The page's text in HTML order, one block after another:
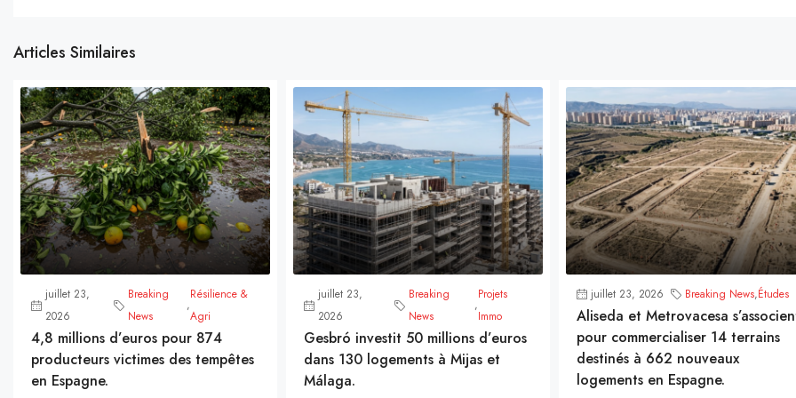
Articles Similaires
juillet 23,
2026
Breaking
News
,
Résilience &
Agri
4,8 millions d’euros pour 874
producteurs victimes des tempêtes
en Espagne.
juillet 23,
2026
Breaking
News
,
Projets
Immo
Gesbró investit 50 millions d’euros
dans 130 logements à Mijas et
Málaga.
juillet 23, 2026 Breaking News,Études
Aliseda et Metrovacesa
pour commercialiser 14 terrains
destinés à 662 nouveaux
logements en Espagne.